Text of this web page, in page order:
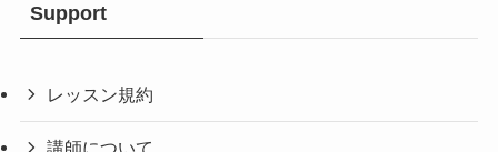
Support
レッスン規約
講師について